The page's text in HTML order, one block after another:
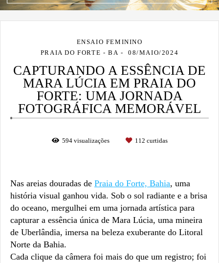
ENSAIO FEMININO
PRAIA DO FORTE - BA
08/MAIO/2024
CAPTURANDO A ESSÊNCIA DE
MARA LÚCIA EM PRAIA DO
FORTE: UMA JORNADA
FOTOGRÁFICA MEMORÁVEL
594visualizações 112 curtidas
Nas areias douradas de Praia do Forte, Bahia, uma
história visual ganhou vida. Sob o sol radiante e a brisa
do oceano, mergulhei em uma jornada artística para
capturar a essência única de Mara Lúcia, uma mineira
de Uberlândia, imersa na beleza exuberante do Litoral
Norte da Bahia.
Cada clique da câmera foi mais do que um registro; foi